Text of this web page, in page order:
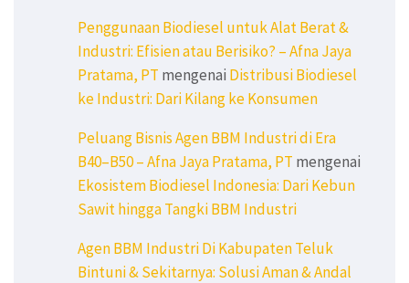
Penggunaan Biodiesel untuk Alat Berat &
Industri: Efisien atau Berisiko? – Afna Jaya
Pratama, PT mengenai Distribusi Biodiesel
ke Industri: Dari Kilang ke Konsumen
Peluang Bisnis Agen BBM Industri di Era
B40–B50 – Afna Jaya Pratama, PT mengenai
Ekosistem Biodiesel Indonesia: Dari Kebun
Sawit hingga Tangki BBM Industri
Agen BBM Industri Di Kabupaten Teluk
Bintuni & Sekitarnya: Solusi Aman & Andal